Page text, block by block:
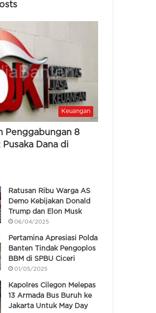
Keuangan
Penggabungan 8
Pusaka Dana di
Ratusan Ribu Warga AS
Demo Kebijakan Donald
Trump dan Elon Musk
06/04/2025
Pertamina Apresiasi Polda
Banten Tindak Pengoplos
BBM di SPBU Ciceri
01/05/2025
Kapolres Cilegon Melepas
13 Armada Bus Buruh ke
Jakarta Untuk May Day